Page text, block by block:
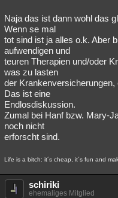
Naja das ist dann wohl das
Wenn se mal
tot sind ist ja alles o.k. Aber
aufwendigen und
teuren Therapien und/oder
was zu lasten
der
Das ist eine
Endlosdiskussion.
Zumal bei Hanf bzw. Mary-
noch nicht
erforscht sind.
Life is a bitch: it´s cheap, it´s fun and
schiriki
ehemaliges Mitglied